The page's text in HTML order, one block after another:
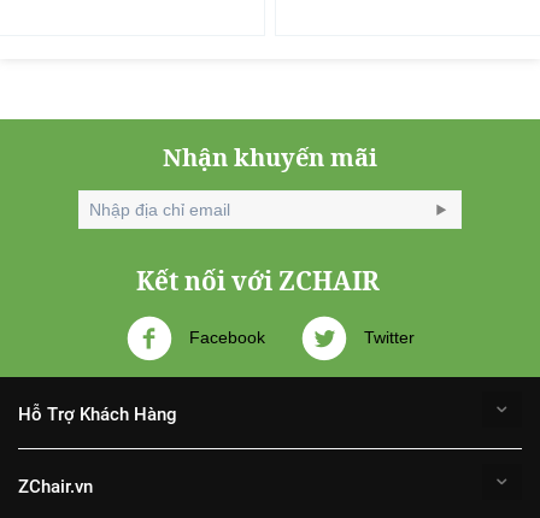
Nhận khuyến mãi
Kết nối với ZCHAIR
Facebook Twitter
Hỗ Trợ Khách Hàng
ZChair.vn